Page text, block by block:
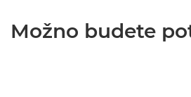
Možno budete